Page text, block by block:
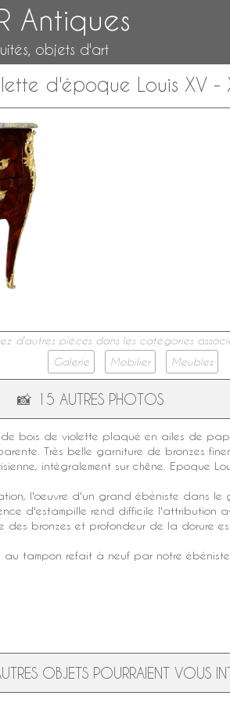
Antiques
objets d'art
d'époque Louis XV -
d’autres pièces dans les catégories
Galerie
Mobilier Meubles
📸 15 AUTRES PHOTOS
de bois de violette plaqué en ailes de
Très belle garniture de bronzes
intégralement sur chêne. Epoque
l'oeuvre d'un grand ébéniste dans le
d'estampille rend difficile l'attribution
des bronzes et profondeur de la dorure
au tampon refait à neuf par notre
OBJETS POURRAIENT VOUS